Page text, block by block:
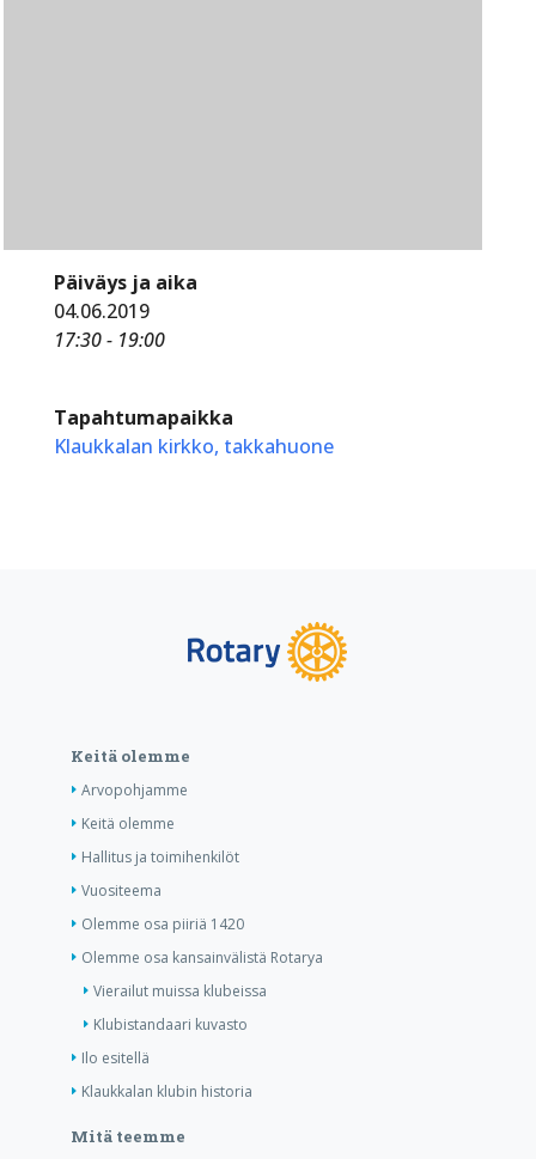
Päiväys ja aika
04.06.2019
17:30 - 19:00
Tapahtumapaikka
Klaukkalan kirkko, takkahuone
Keitä olemme
Arvopohjamme
Keitä olemme
Hallitus ja toimihenkilöt
Vuositeema
Olemme osa piiriä 1420
Olemme osa kansainvälistä Rotarya
Vierailut muissa klubeissa
Klubistandaari kuvasto
Ilo esitellä
Klaukkalan klubin historia
Mitä teemme